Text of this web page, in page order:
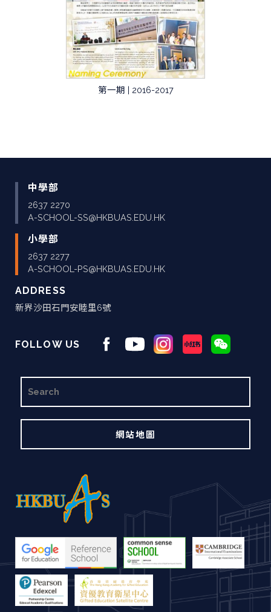
第一期 | 2016-2017
中學部
2637 2270
A-SCHOOL-SS@HKBUAS.EDU.HK
小學部
2637 2277
A-SCHOOL-PS@HKBUAS.EDU.HK
ADDRESS
新界沙田石門安睦里6號
FOLLOW US
尋
網站地圖